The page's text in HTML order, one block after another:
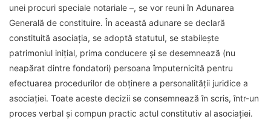
unei procuri speciale notariale –, se vor reuni în Adunarea
Generală de constituire. În această adunare se declară
constituită asociația, se adoptă statutul, se stabilește
patrimoniul inițial, prima conducere și se desemnează (nu
neapărat dintre fondatori) persoana împuternicită pentru
efectuarea procedurilor de obținere a personalității juridice a
asociației. Toate aceste decizii se consemnează în scris, într-un
proces verbal și compun practic actul constitutiv al asociației.